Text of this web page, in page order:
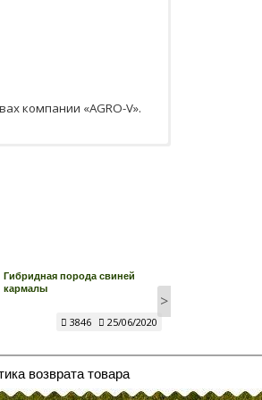
компании «AGRO-V».
Гибридная порода свиней
кармалы
3846 25/06/2020
>
возврата товара